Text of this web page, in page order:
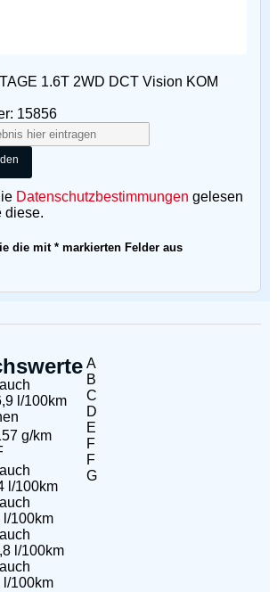
1.6T 2WD DCT Vision KOM
15856
Datenschutzbestimmungen gelesen
diese.
die mit * markierten Felder aus
l/100km
g/km
l/100km
l/100km
l/100km
l/100km
A
B
C
D
E
F
F
G